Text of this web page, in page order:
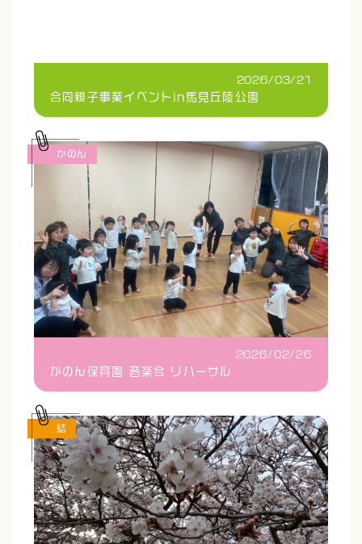
2026/03/21
合同親子事業イベントin馬見丘陵公園
2026/02/26
かのん保育園 音楽会 リハーサル
かのん
結